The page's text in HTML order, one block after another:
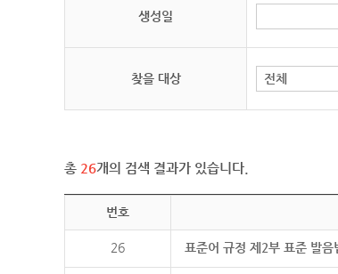
생성일
찾을 대상
총 26개의 검색 결과가 있습니다.
번호
26 표준어 규정 제2부 표준 발